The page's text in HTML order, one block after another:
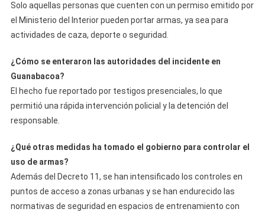
Solo aquellas personas que cuenten con un permiso emitido por
el Ministerio del Interior pueden portar armas, ya sea para
actividades de caza, deporte o seguridad.
¿Cómo se enteraron las autoridades del incidente en
Guanabacoa?
El hecho fue reportado por testigos presenciales, lo que
permitió una rápida intervención policial y la detención del
responsable.
¿Qué otras medidas ha tomado el gobierno para controlar el
uso de armas?
Además del Decreto 11, se han intensificado los controles en
puntos de acceso a zonas urbanas y se han endurecido las
normativas de seguridad en espacios de entrenamiento con